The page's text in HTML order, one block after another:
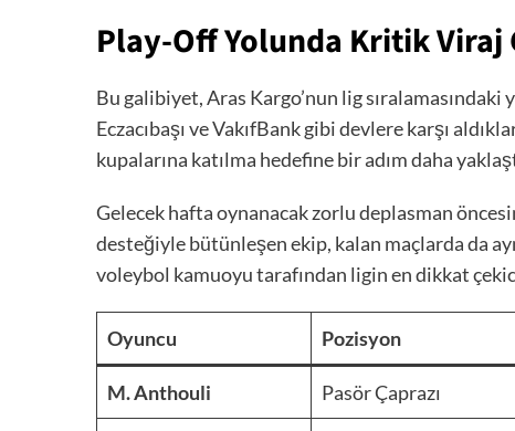
Play-Off Yolunda Kritik Viraj
Bu galibiyet, Aras Kargo’nun lig
Eczacıbaşı ve VakıfBank gibi devlere karşı
kupalarına katılma hedefine bir adım daha
Gelecek hafta oynanacak zorlu deplasman
desteğiyle bütünleşen ekip, kalan maçlarda da
voleybol kamuoyu tarafından ligin en dikkat
Oyuncu Pozisyon
M. Anthouli Pasör Çaprazı